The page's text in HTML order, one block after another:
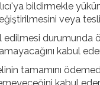
bildirmekle
veya
edilmesi
kabul
tamamını